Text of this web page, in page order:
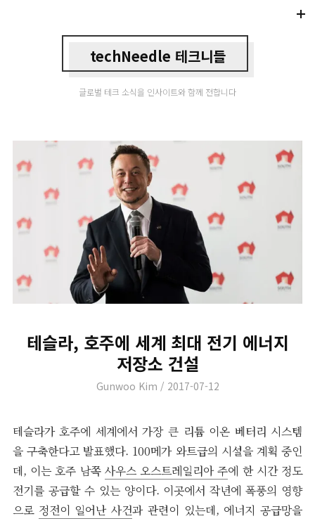
techNeedle 테크니들
글로벌 테크 소식을 인사이트와 함께 전합니다
테슬라, 호주에 세계 최대 전기 에너지
저장소 건설
Author
Gunwoo Kim
Posted
2017-07-12
테슬라가 호주에 세계에서 가장 큰 리튬 이온 베터리 시스템
을 구축한다고 발표했다. 100메가 와트급의 시설을 계획 중인
데, 이는 호주 남쪽 사우스 오스트레일리아 주에 한 시간 정도
전기를 공급할 수 있는 양이다. 이곳에서 작년에 폭풍의 영향
으로 정전이 일어난 사건과 관련이 있는데, 에너지 공급망을